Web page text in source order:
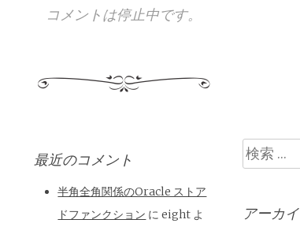
コメントは停止中です。
最近のコメント
半角全角関係のOracle ストア
ドファンクション にeight よ
検
索
アーカ